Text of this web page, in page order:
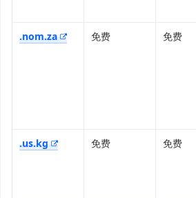
.nom.za 免费 免费
.us.kg 免费 免费